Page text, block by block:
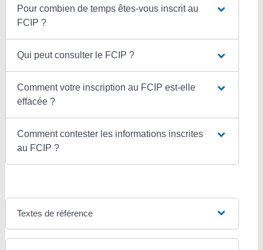
Pour combien de temps êtes-vous inscrit au
FCIP ?
Qui peut consulter le FCIP ?
Comment votre inscription au FCIP est-elle
effacée ?
Comment contester les informations inscrites
au FCIP ?
Textes de référence